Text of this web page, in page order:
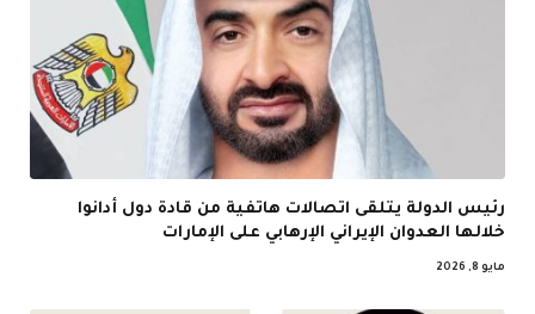
رئيس الدولة يتلقى اتصالات هاتفية من قادة دول أدانوا
خلالها العدوان الإيراني الإرهابي على الإمارات
مايو 8, 2026